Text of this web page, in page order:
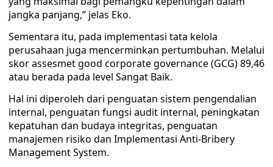
jangka panjang,” jelas Eko.
Sementara itu, pada implementasi tata kelola
perusahaan juga mencerminkan pertumbuhan. Melalui
skor assesmet good corporate governance (GCG) 89,46
atau berada pada level Sangat Baik.
Hal ini diperoleh dari penguatan sistem pengendalian
internal, penguatan fungsi audit internal, peningkatan
kepatuhan dan budaya integritas, penguatan
manajemen risiko dan Implementasi Anti-Bribery
Management System.